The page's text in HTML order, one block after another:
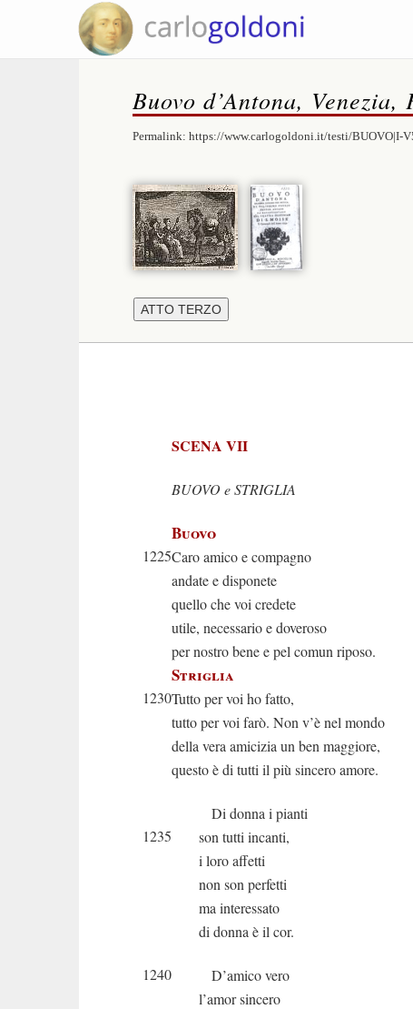
Buovo d’Antona, Venezia,
Permalink: https://www.carlogoldoni.it/testi/BUOVO|I-
SCENA VII
BUOVO e STRIGLIA
Buovo
1225Caro amico e compagno
andate e disponete
quello che voi credete
utile, necessario e doveroso
per nostro bene e pel comun riposo.
Striglia
1230Tutto per voi ho fatto,
tutto per voi farò. Non v’è nel mondo
della vera amicizia un ben maggiore,
questo è di tutti il più sincero amore.
Di donna i pianti
1235
son tutti incanti,
i loro affetti
non son perfetti
ma interessato
di donna è il cor.
1240
D’amico vero
l’amor sincero